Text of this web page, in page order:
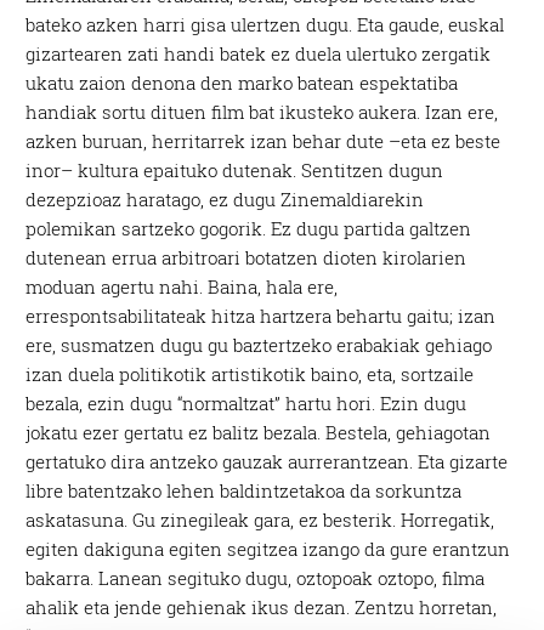
bateko azken harri gisa ulertzen dugu. Eta gaude, euskal
gizartearen zati handi batek ez duela ulertuko zergatik
ukatu zaion denona den marko batean espektatiba
handiak sortu dituen film bat ikusteko aukera. Izan ere,
azken buruan, herritarrek izan behar dute –eta ez beste
inor– kultura epaituko dutenak. Sentitzen dugun
dezepzioaz haratago, ez dugu Zinemaldiarekin
polemikan sartzeko gogorik. Ez dugu partida galtzen
dutenean errua arbitroari botatzen dioten kirolarien
moduan agertu nahi. Baina, hala ere,
errespontsabilitateak hitza hartzera behartu gaitu; izan
ere, susmatzen dugu gu baztertzeko erabakiak gehiago
izan duela politikotik artistikotik baino, eta, sortzaile
bezala, ezin dugu “normaltzat” hartu hori. Ezin dugu
jokatu ezer gertatu ez balitz bezala. Bestela, gehiagotan
gertatuko dira antzeko gauzak aurrerantzean. Eta gizarte
libre batentzako lehen baldintzetakoa da sorkuntza
askatasuna. Gu zinegileak gara, ez besterik. Horregatik,
egiten dakiguna egiten segitzea izango da gure erantzun
bakarra. Lanean segituko dugu, oztopoak oztopo, filma
ahalik eta jende gehienak ikus dezan. Zentzu horretan,